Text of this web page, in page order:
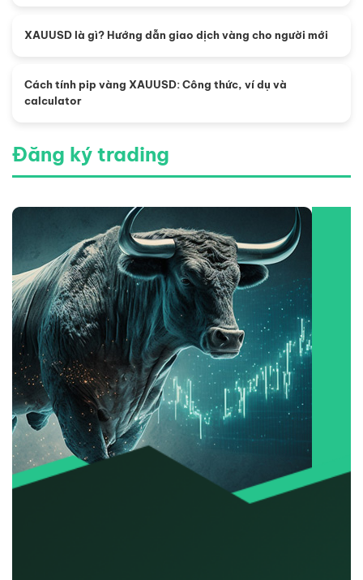
XAUUSD là gì? Hướng dẫn giao dịch vàng cho người mới
Cách tính pip vàng XAUUSD: Công thức, ví dụ và
calculator
Đăng ký trading